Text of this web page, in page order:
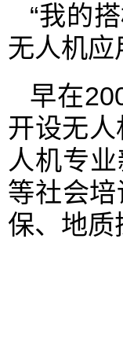
“我的
无人机应
早在
开设无
人机专
等社会
保、地质